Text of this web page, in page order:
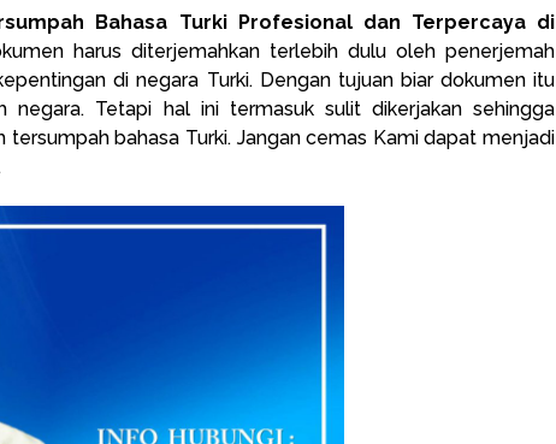
Bahasa Turki Profesional dan Terpercaya di
harus diterjemahkan terlebih dulu oleh penerjemah
di negara Turki. Dengan tujuan biar dokumen itu
negara. Tetapi hal ini termasuk sulit dikerjakan sehingga
bahasa Turki. Jangan cemas Kami dapat menjadi